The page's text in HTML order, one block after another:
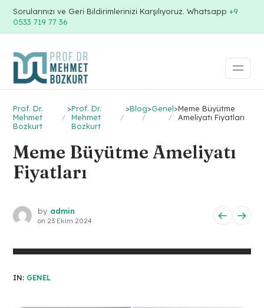
Sorularınızı ve Geri Bildirimlerinizi Karşılıyoruz. Whatsapp+9
0533 719 77 36
Prof. Dr.
Mehmet
Bozkurt
>Prof. Dr.
Mehmet
Bozkurt
>Blog>Genel>Meme Büyütme
Ameliyatı Fiyatları
Meme Büyütme Ameliyatı
Fiyatları
by admin
on 23 Ekim 2024
IN: GENEL